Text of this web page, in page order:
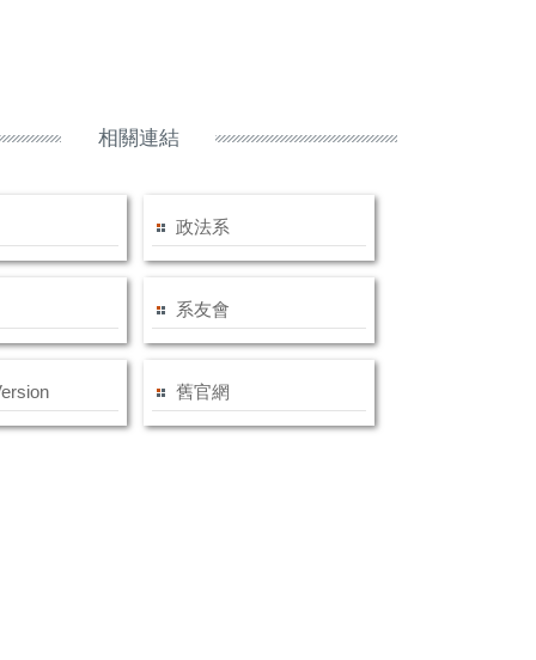
得分享
06-08
115.05.25劉子健老師「民法
繼承」模擬法庭
2026-06-03
相關連結
政法系
系友會
舊官網